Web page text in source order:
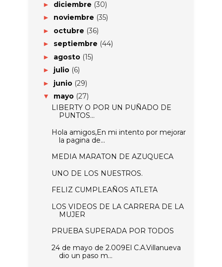
► diciembre (30)
► noviembre (35)
► octubre (36)
► septiembre (44)
► agosto (15)
► julio (6)
► junio (29)
▼ mayo (27)
LIBERTY O POR UN PUÑADO DE
PUNTOS...
Hola amigos,En mi intento por mejorar
la pagina de...
MEDIA MARATON DE AZUQUECA
UNO DE LOS NUESTROS.
FELIZ CUMPLEAÑOS ATLETA
LOS VIDEOS DE LA CARRERA DE LA
MUJER
PRUEBA SUPERADA POR TODOS
24 de mayo de 2.009El C.A.Villanueva
dio un paso m...